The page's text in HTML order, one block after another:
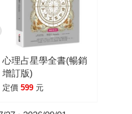
心理占星學全書(暢銷
增訂版)
定價 599 元